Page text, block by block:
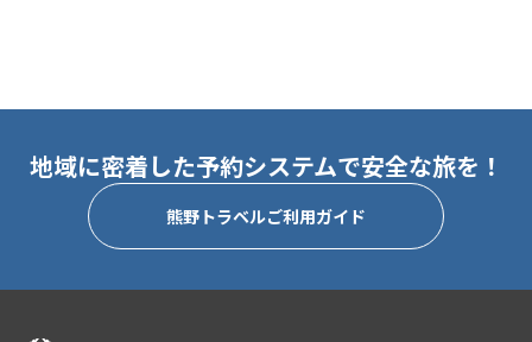
地域に密着した予約システムで安全な旅を！
熊野トラベルご利用ガイド